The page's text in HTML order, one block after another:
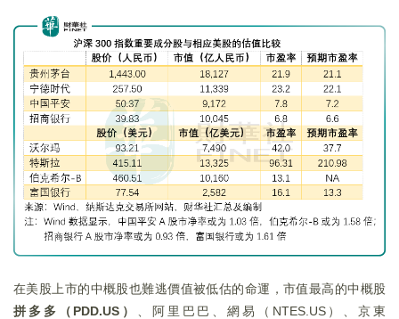
在美股上市的中概股也難逃價值被低估的命運，市值最高的中概股
拼多多（PDD.US）
、阿里巴巴、網易（NTES.US）、京東